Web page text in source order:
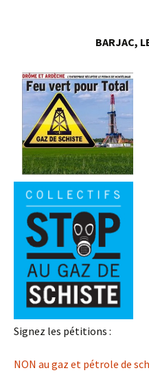
APPEL A
BARJAC,
Signez les pétitions :
NON au gaz et pétrole de